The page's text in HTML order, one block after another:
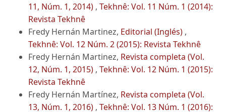
11, Núm. 1, 2014) , Tekhnê: Vol. 11 Núm. 1 (2014):
Revista Tekhnê
Fredy Hernán Martinez, Editorial (Inglés) ,
Tekhnê: Vol. 12 Núm. 2 (2015): Revista Tekhnê
Fredy Hernán Martinez, Revista completa (Vol.
12, Núm. 1, 2015) , Tekhnê: Vol. 12 Núm. 1 (2015):
Revista Tekhnê
Fredy Hernán Martínez, Revista completa (Vol.
13, Núm. 1, 2016) , Tekhnê: Vol. 13 Núm. 1 (2016):